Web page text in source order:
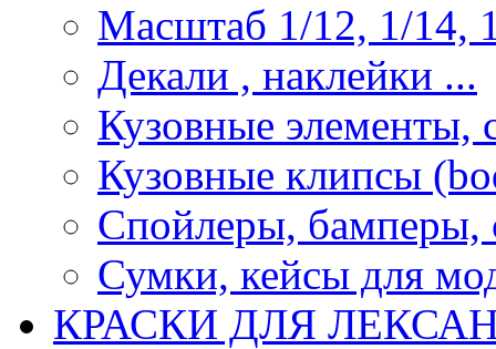
Масштаб 1/12, 1/14,
Декали , наклейки ...
Кузовные элементы,
Кузовные клипсы
Спойлеры, бамперы,
Сумки, кейсы для
КРАСКИ ДЛЯ